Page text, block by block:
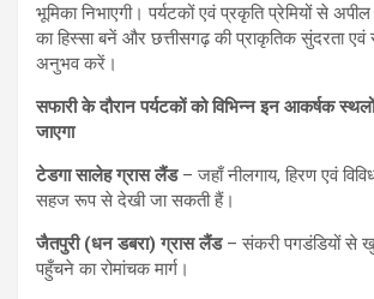
भूमिका निभाएगी। पर्यटकों एवं प्रकृति प्रेमियों से
का हिस्सा बनें और छत्तीसगढ़ की प्राकृतिक सुंदरता एवं
अनुभव करें।
सफारी के दौरान पर्यटकों को विभिन्न इन आकर्षक
जाएगा
टेडगा सालेह ग्रास लैंड– जहाँ नीलगाय, हिरण एवं विविध
सहज रूप से देखी जा सकती हैं।
जैतपुरी (धन डबरा) ग्रास लैंड– संकरी पगडंडियों से
पहुँचने का रोमांचक मार्ग।